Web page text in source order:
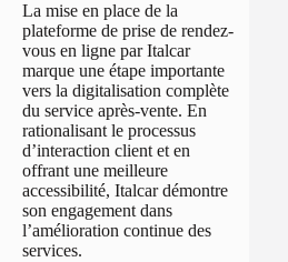
La mise en place de la
plateforme de prise de rendez-
vous en ligne par Italcar
marque une étape importante
vers la digitalisation complète
du service après-vente. En
rationalisant le processus
d’interaction client et en
offrant une meilleure
accessibilité, Italcar démontre
son engagement dans
l’amélioration continue des
services.